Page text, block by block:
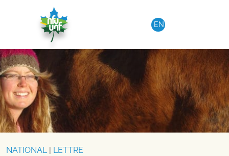
Aller au contenu
EN
NATIONAL| LETTRE